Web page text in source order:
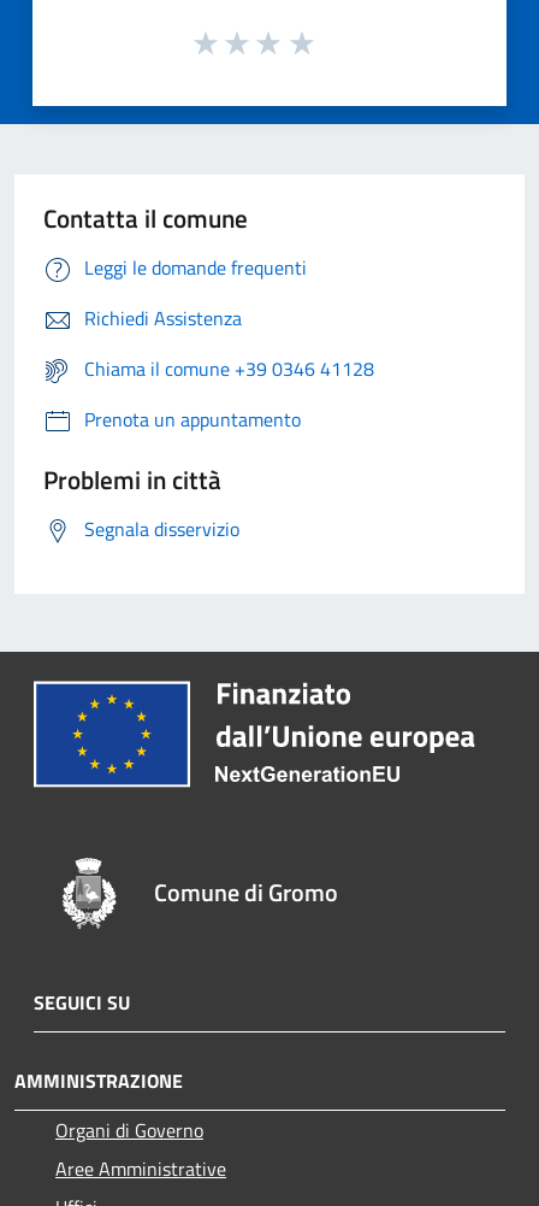
Contatta il comune
Leggi le domande frequenti
Richiedi Assistenza
Chiama il comune +39 0346 41128
Prenota un appuntamento
Problemi in città
Segnala disservizio
Comune di Gromo
SEGUICI SU
AMMINISTRAZIONE
Organi di Governo
Aree Amministrative